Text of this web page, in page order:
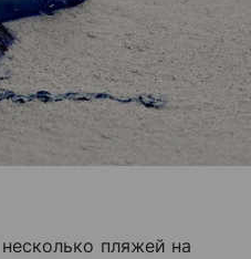
пляжей на